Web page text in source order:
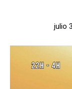
julio